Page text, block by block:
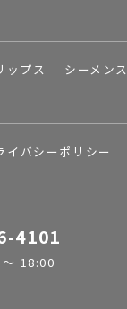
ップス
シーメンス
イバシーポリシー
4101
18:00